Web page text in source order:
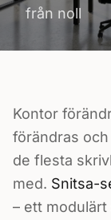
från noll
Kontor
förändras
de flesta
med. Snitsa-
– ett